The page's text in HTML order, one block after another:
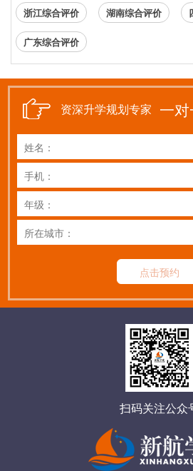
浙江综合评价 湖南综合评价
广东综合评价
资深升学规划专家 一
点击预约
扫码关注公众